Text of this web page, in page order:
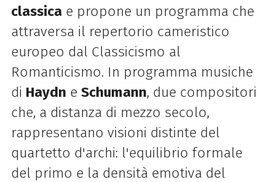
classicae propone un programma che
attraversa il repertorio cameristico
europeo dal Classicismo al
Romanticismo. In programma musiche
di Haydn e Schumann, due compositori
che, a distanza di mezzo secolo,
rappresentano visioni distinte del
quartetto d'archi: l'equilibrio formale
del primo e la densità emotiva del